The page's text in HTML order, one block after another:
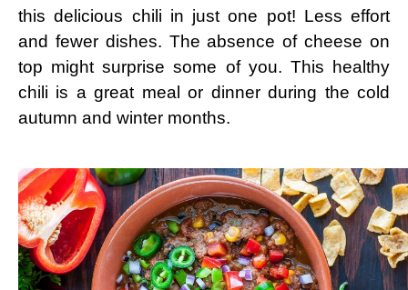
⁣this delicious chili in just⁢ one pot! Less effort
and fewer dishes. The absence​ of cheese on
top might‍ surprise some of‍ you. This healthy
chili is a great meal or dinner during the cold
autumn and winter⁢ months.